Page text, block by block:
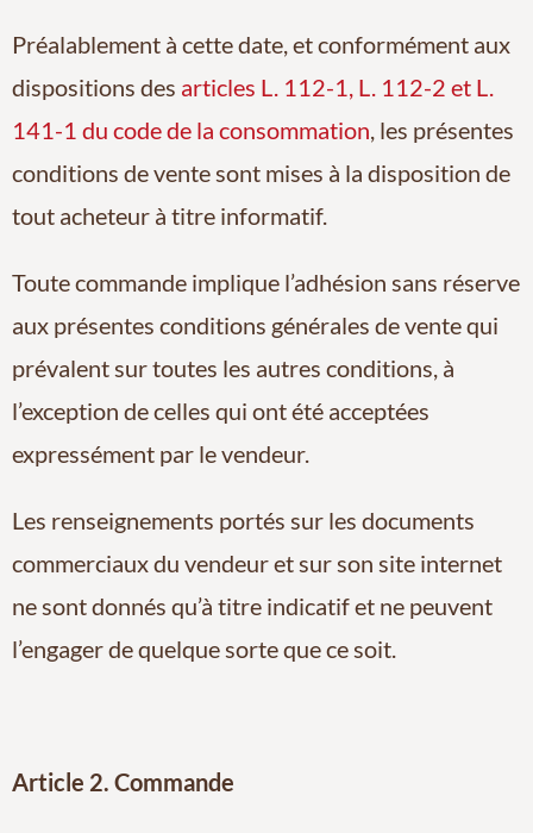
Préalablement à cette date, et conformément aux
dispositions des articles L. 112-1, L. 112-2 et L.
141-1 du code de la consommation, les présentes
conditions de vente sont mises à la disposition de
tout acheteur à titre informatif.
Toute commande implique l’adhésion sans réserve
aux présentes conditions générales de vente qui
prévalent sur toutes les autres conditions, à
l’exception de celles qui ont été acceptées
expressément par le vendeur.
Les renseignements portés sur les documents
commerciaux du vendeur et sur son site internet
ne sont donnés qu’à titre indicatif et ne peuvent
l’engager de quelque sorte que ce soit.
Article 2. Commande